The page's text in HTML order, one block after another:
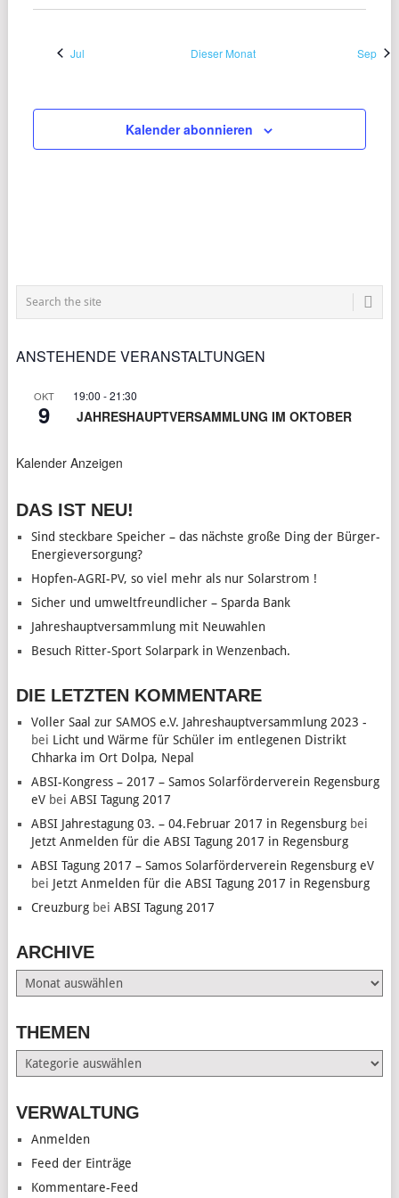
Jul Dieser Monat Sep
Kalender abonnieren
ANSTEHENDE VERANSTALTUNGEN
OKT
9
19:00 -21:30
JAHRESHAUPTVERSAMMLUNG IM OKTOBER
Kalender Anzeigen
DAS IST NEU!
Sind steckbare Speicher – das nächste große Ding der Bürger-
Energieversorgung?
Hopfen-AGRI-PV, so viel mehr als nur Solarstrom !
Sicher und umweltfreundlicher – Sparda Bank
Jahreshauptversammlung mit Neuwahlen
Besuch Ritter-Sport Solarpark in Wenzenbach.
DIE LETZTEN KOMMENTARE
Voller Saal zur SAMOS e.V. Jahreshauptversammlung 2023 -
bei Licht und Wärme für Schüler im entlegenen Distrikt
Chharka im Ort Dolpa, Nepal
ABSI-Kongress – 2017 – Samos Solarförderverein Regensburg
eVbei ABSI Tagung 2017
ABSI Jahrestagung 03. – 04.Februar 2017 in Regensburgbei
Jetzt Anmelden für die ABSI Tagung 2017 in Regensburg
ABSI Tagung 2017 – Samos Solarförderverein Regensburg eV
bei Jetzt Anmelden für die ABSI Tagung 2017 in Regensburg
Creuzburgbei ABSI Tagung 2017
ARCHIVE
Archive
THEMEN
Themen
VERWALTUNG
Anmelden
Feed der Einträge
Kommentare-Feed